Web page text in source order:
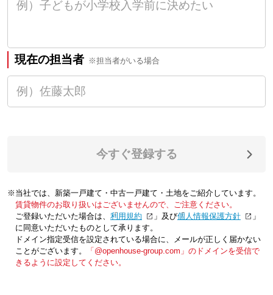
現在の担当者 ※担当者がいる場合
今すぐ登録する
※当社では、新築一戸建て・中古一戸建て・土地をご紹介しています。
賃貸物件のお取り扱いはございませんので、ご注意ください。
ご登録いただいた場合は、「利用規約 」及び「個人情報保護方針
」
に同意いただいたものとして承ります。
ドメイン指定受信を設定されている場合に、メールが正しく届かない
ことがございます。
「@openhouse-group.com」のドメインを受信で
きるように設定してください。